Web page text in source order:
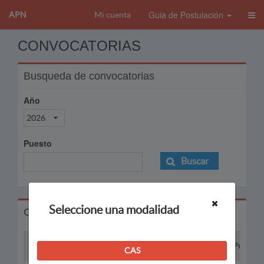
APN Mi cuenta Guia de Postulación
CONVOCATORIAS
Busqueda de convocatorias
Año
2026
Puesto
Buscar
Convocatorias
Puesto
Seleccione una modalidad
CAS